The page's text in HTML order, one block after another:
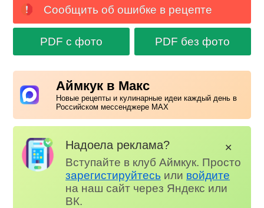
Сообщить об ошибке в рецепте
PDF с фото PDF без фото
Аймкук в Макс
Новые рецепты и кулинарные идеи каждый день в
Российском мессенджере MAX
Надоела реклама?
Вступайте в клуб Аймкук. Просто
зарегистируйтесь или войдите
на наш сайт через Яндекс или
ВК.
✕